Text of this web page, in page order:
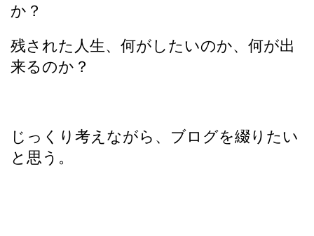
か？
残された人生、何がしたいのか、何が出
来るのか？
じっくり考えながら、ブログを綴りたい
と思う。